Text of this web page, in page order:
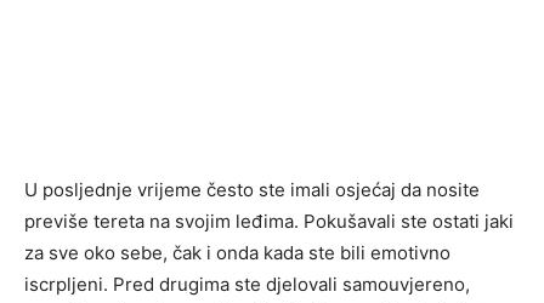
U posljednje vrijeme često ste imali osjećaj da nosite
previše tereta na svojim leđima. Pokušavali ste ostati jaki
za sve oko sebe, čak i onda kada ste bili emotivno
iscrpljeni. Pred drugima ste djelovali samouvjereno,